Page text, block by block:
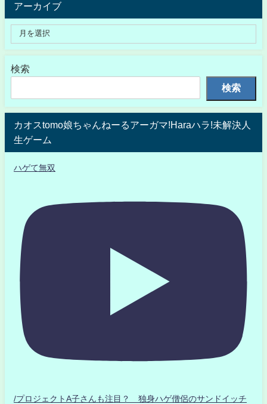
アーカイブ
検索
検索
カオスtomo娘ちゃんねーるアーガマ!Haraハラ!未解決人
生ゲーム
ハゲて無双
/プロジェクトA子さんも注目？ 独身ハゲ僧侶のサンドイッチ